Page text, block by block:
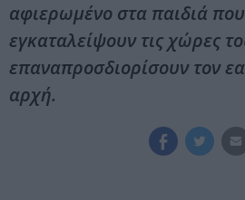
αφιερωμένο στα παιδιά
εγκαταλείψουν τις χώρες
επαναπροσδιορίσουν τον
αρχή.